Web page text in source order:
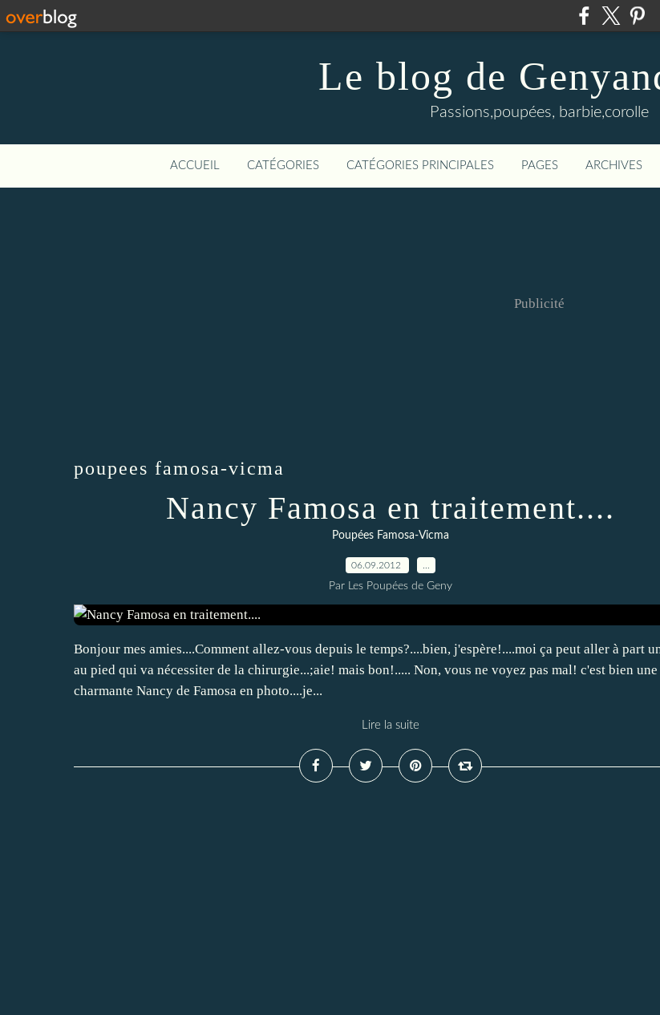
Le blog de
Passions,poupées, barbie,corolle
ACCUEIL CATÉGORIES CATÉGORIES PRINCIPALES PAGES ARCHIVES
Publicité
poupees famosa-vicma
Nancy Famosa en traitement....
Poupées Famosa-Vicma
06.09.2012
Par Les Poupées de Geny
Bonjour mes amies....Comment allez-vous depuis le temps?....bien, j'espère!....moi ça peut aller à part
au pied qui va nécessiter de la chirurgie...;aie! mais bon!..... Non, vous ne voyez pas mal! c'est bien une
charmante Nancy de Famosa en photo....je...
Lire la suite